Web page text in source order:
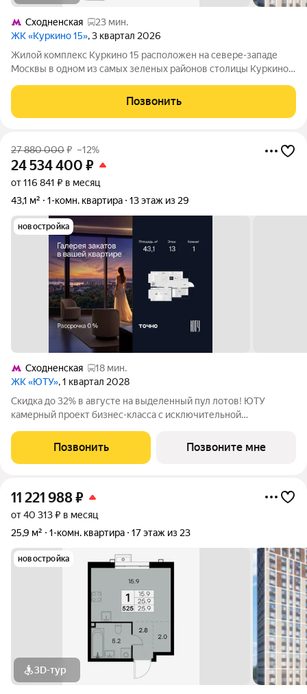
Сходненская
23 мин.
ЖК «Куркино 15», 3 квартал 2026
Жилой комплекс Куркино 15 расположен на севере-западе
Москвы в одном из самых зеленых районов столицы Куркино.
которых открывается вдохновляющий вид на лесопарк и
мегаполис. Комплекс состоит
Позвонить
27 880 000₽ –12%
24 534 400 ₽
от 116 841 ₽ в месяц
43,1 м²
1-комн. квартира 13 этаж из 29
новостройка
Сходненская
18 мин.
ЖК «ЮТУ», 1 квартал 2028
Скидка до 32% в августе на выделенный пул лотов! ЮТУ
камерный проект бизнес-класса с исключительной
благоустроенной набережной канала имени Москвы. Проект
создает идеальный баланс жизни в
Позвонить Позвоните мне
11 221 988₽
от 40 313 ₽ в месяц
25,9 м²
1-комн. квартира 17 этаж из 23
новостройка
3D-тур